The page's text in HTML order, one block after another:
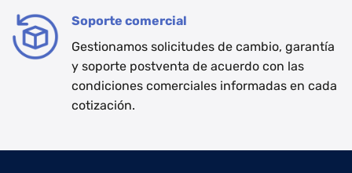
Soporte comercial
Gestionamos solicitudes de cambio, garantía
y soporte postventa de acuerdo con las
condiciones comerciales informadas en cada
cotización.